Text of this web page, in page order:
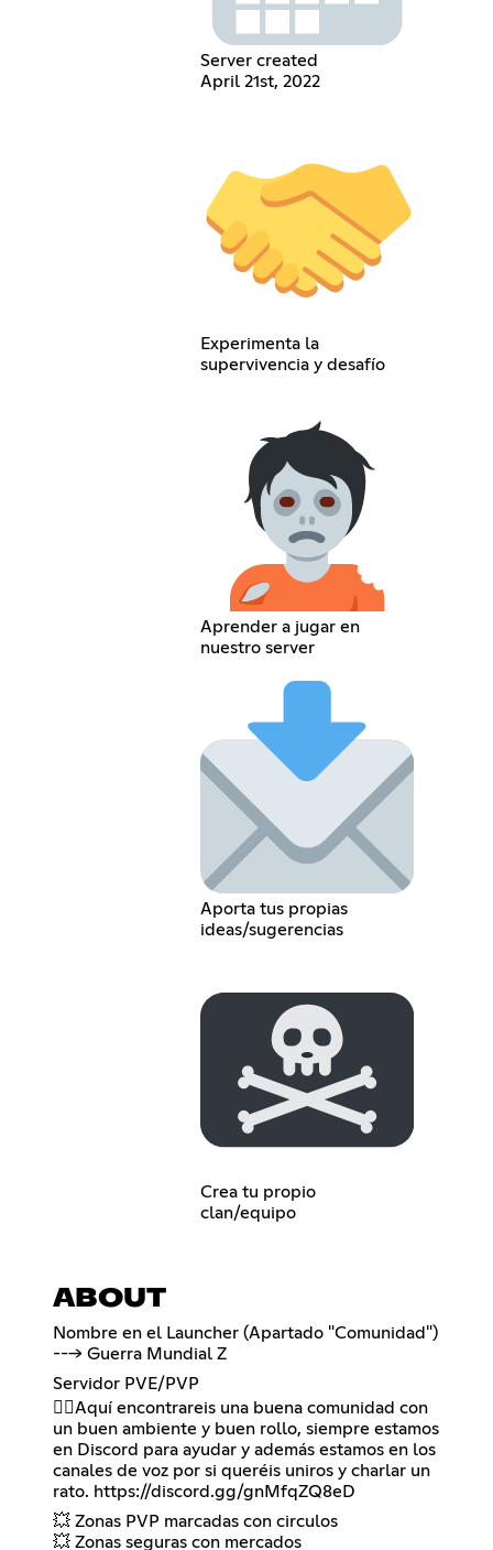
Server created
April 21st, 2022
Experimenta la
supervivencia y desafío
Aprender a jugar en
nuestro server
Aporta tus propias
ideas/sugerencias
Crea tu propio
clan/equipo
ABOUT
Nombre en el Launcher (Apartado "Comunidad")
---> Guerra Mundial Z
Servidor PVE/PVP
🙋‍♂️Aquí encontrareis una buena comunidad con
un buen ambiente y buen rollo, siempre estamos
en Discord para ayudar y además estamos en los
canales de voz por si queréis uniros y charlar un
rato. https://discord.gg/gnMfqZQ8eD
💥 Zonas PVP marcadas con circulos
💥 Zonas seguras con mercados